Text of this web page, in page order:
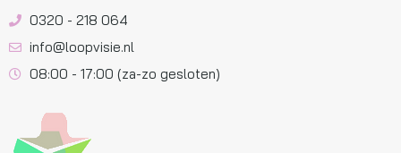
0320 - 218 064
info@loopvisie.nl
08:00 - 17:00 (za-zo gesloten)